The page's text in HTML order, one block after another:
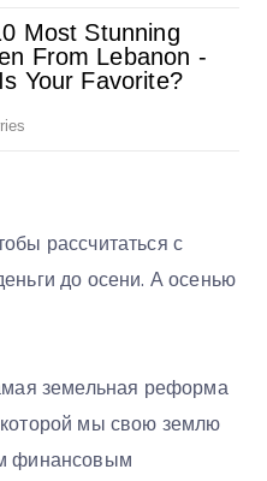
рассчитаться с
до осени. А осенью
земельная реформа
мы свою землю
финансовым